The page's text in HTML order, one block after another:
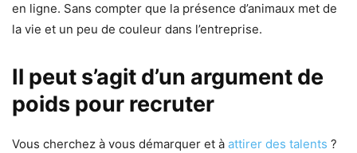
en ligne. Sans compter que la présence d’animaux met de
la vie et un peu de couleur dans l’entreprise.
Il peut s’agit d’un argument de
poids pour recruter
Vous cherchez à vous démarquer et à attirer des talents ?